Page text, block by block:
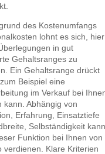
des Kostenumfangs
lohnt es sich, hier
in gut
Gehaltsranges zu
Ein Gehaltsrange drückt
Beispiel eine
im Verkauf bei
kann. Abhängig von
Erfahrung, Einsatztiefe
Selbständigkeit kann
Funktion bei Ihnen von
verdienen. Klare Kriterien